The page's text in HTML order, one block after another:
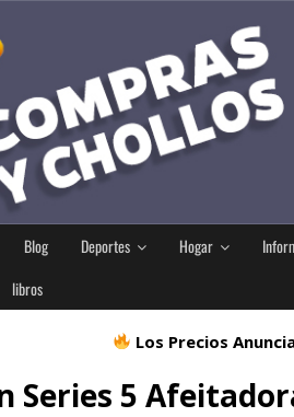
Blog Deportes Hogar
libros
Los Precios
Series 5